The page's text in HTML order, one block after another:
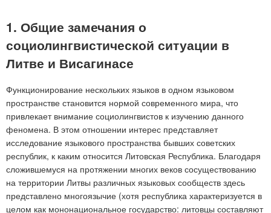
1. Общие замечания о
социолингвистической ситуации в
Литве и Висагинасе
Функционирование нескольких языков в одном языковом
пространстве становится нормой современного мира, что
привлекает внимание социолингвистов к изучению данного
феномена. В этом отношении интерес представляет
исследование языкового пространства бывших советских
республик, к каким относится Литовская Республика. Благодаря
сложившемуся на протяжении многих веков сосуществованию
на территории Литвы различных языковых сообществ здесь
представлено многоязычие (хотя республика характеризуется в
целом как мононациональное государство: литовцы составляют